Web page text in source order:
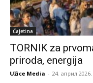
Čajetina
TORNIK za
priroda, energija
Užice Media - 24. април 2026.